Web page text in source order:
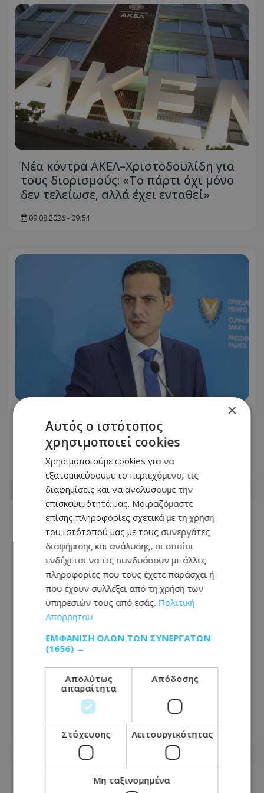
Νέα κόντρα ΑΚΕΛ–Χριστοδουλίδη για
τους διορισμούς: «Το πάρτι όχι μόνο
δεν τελείωσε, αλλά έχει ενταθεί»
09.08.2026 - 09:54
«Ο χρόνος δεν νομιμοποιεί τα
τετελεσμένα της εισβολής» – Το
μήνυμα Λετυμπιώτη από τη Λετύμπου
09.08.2026 - 09:26
Η προεδρική μάχη άρχισε- Το μεγάλο
παζλ των συμμαχιών και η
μετακίνηση των κομματικών
ισορροπιών
09.08.2026 - 07:18
×
Αυτός ο ιστότοπος
χρησιμοποιεί cookies
Χρησιμοποιούμε cookies για να
εξατομικεύσουμε το περιεχόμενο, τις
διαφημίσεις και να αναλύσουμε την
επισκεψιμότητά μας. Μοιραζόμαστε
επίσης πληροφορίες σχετικά με τη χρήση
του ιστότοπού μας με τους συνεργάτες
διαφήμισης και ανάλυσης, οι οποίοι
ενδέχεται να τις συνδυάσουν με άλλες
πληροφορίες που τους έχετε παράσχει ή
που έχουν συλλέξει από τη χρήση των
υπηρεσιών τους από εσάς. Πολιτική
Απορρήτου
ΕΜΦΆΝΙΣΗ ΌΛΩΝ ΤΩΝ ΣΥΝΕΡΓΑΤΏΝ
(1656) →
Απολύτως
απαραίτητα
Απόδοσης
Στόχευσης Λειτουργικότητας
Μη ταξινομημένα